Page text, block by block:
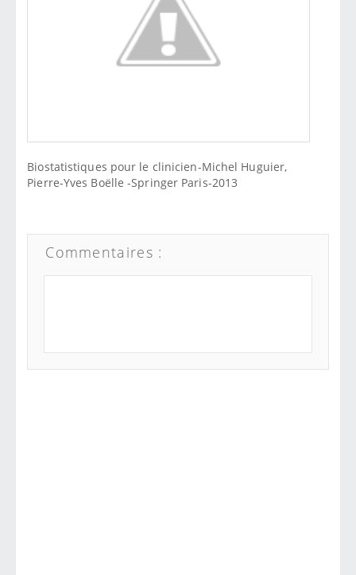
Biostatistiques pour le clinicien-Michel Huguier,
Pierre-Yves Boëlle -Springer Paris-2013
Commentaires :